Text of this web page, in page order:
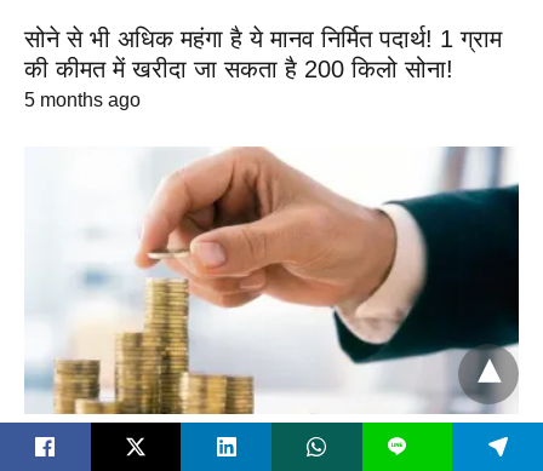
सोने से भी अधिक महंगा है ये मानव निर्मित पदार्थ! 1 ग्राम
की कीमत में खरीदा जा सकता है 200 किलो सोना!
5 months ago
NEWS L